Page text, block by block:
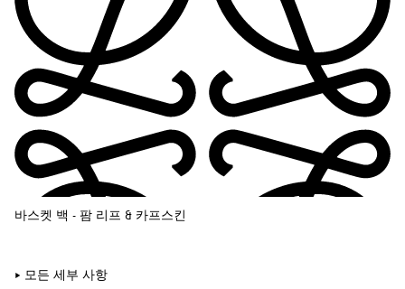
바스켓 백 - 팜 리프 & 카프스킨
모든 세부 사항